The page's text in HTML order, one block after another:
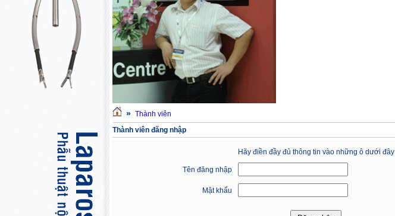
» Thành viên
Thành viên đăng nhập
Hãy điền đầy đủ thông tin vào những ô dưới đây
Tên đăng nhập
Mật khẩu